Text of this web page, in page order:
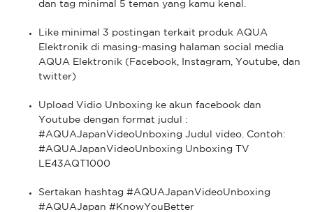
dan tag minimal 5 teman yang kamu kenal.
Like minimal 3 postingan terkait produk AQUA
Elektronik di masing-masing halaman social media
AQUA Elektronik (Facebook, Instagram, Youtube, dan
twitter)
Upload Vidio Unboxing ke akun facebook dan
Youtube dengan format judul :
#AQUAJapanVideoUnboxing Judul video. Contoh:
#AQUAJapanVideoUnboxing Unboxing TV
LE43AQT1000
Sertakan hashtag #AQUAJapanVideoUnboxing
#AQUAJapan #KnowYouBetter